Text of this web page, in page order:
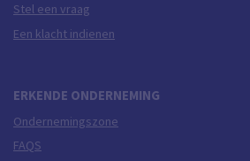
Stel een vraag
Een klacht indienen
ERKENDE ONDERNEMING
Ondernemingszone
FAQS